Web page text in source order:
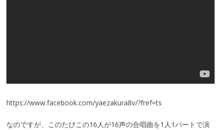
https://www.facebook.com/yaezakura8v/?fref=ts
なのですが、このたびこの16人が16声の合唱曲を1人1パートで演